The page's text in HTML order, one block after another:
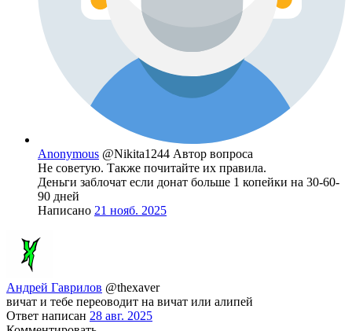
Anonymous @Nikita1244 Автор вопроса
Не советую. Также почитайте их правила.
Деньги заблочат если донат больше 1 копейки на 30-60-
90 дней
Написано 21 нояб. 2025
Андрей Гаврилов @thexaver
вичат и тебе переоводит на вичат или алипей
Ответ написан 28 авг. 2025